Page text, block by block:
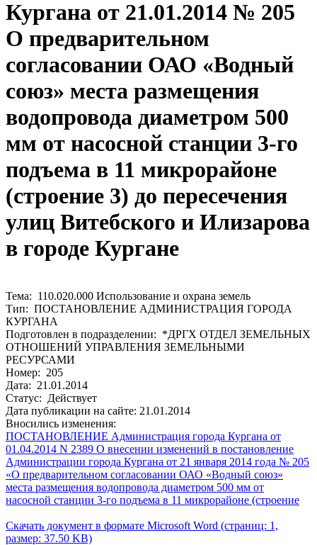
Кургана от 21.01.2014 № 205
О предварительном
согласовании ОАО «Водный
союз» места размещения
водопровода диаметром 500
мм от насосной станции 3-го
подъема в 11 микрорайоне
(строение 3) до пересечения
улиц Витебского и Илизарова
в городе Кургане
Тема: 110.020.000 Использование и охрана земель
Тип: ПОСТАНОВЛЕНИЕ АДМИНИСТРАЦИЯ ГОРОДА
КУРГАНА
Подготовлен в подразделении: *ДРГХ ОТДЕЛ ЗЕМЕЛЬНЫХ
ОТНОШЕНИЙ УПРАВЛЕНИЯ ЗЕМЕЛЬНЫМИ
РЕСУРСАМИ
Номер: 205
Дата: 21.01.2014
Статус: Действует
Дата публикации на сайте: 21.01.2014
Вносились изменения:
ПОСТАНОВЛЕНИЕ Администрация города Кургана от
01.04.2014 N 2389 О внесении изменений в постановление
Администрации города Кургана от 21 января 2014 года № 205
«О предварительном согласовании ОАО «Водный союз»
места размещения водопровода диаметром 500 мм от
насосной станции 3-го подъема в 11 микрорайоне (строение
Скачать документ в формате Microsoft Word (страниц: 1,
размер: 37.50 KB)